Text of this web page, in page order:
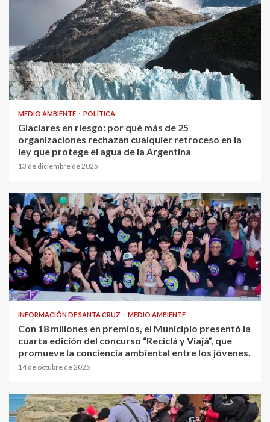
MEDIO AMBIENTE POLÍTICA
Glaciares en riesgo: por qué más de 25
organizaciones rechazan cualquier retroceso en la
ley que protege el agua de la Argentina
13 de diciembre de 2025
INFORMACIÓN DE SANTA CRUZ MEDIO AMBIENTE
Con 18 millones en premios, el Municipio presentó la
cuarta edición del concurso “Reciclá y Viajá”, que
promueve la conciencia ambiental entre los jóvenes.
14 de octubre de 2025